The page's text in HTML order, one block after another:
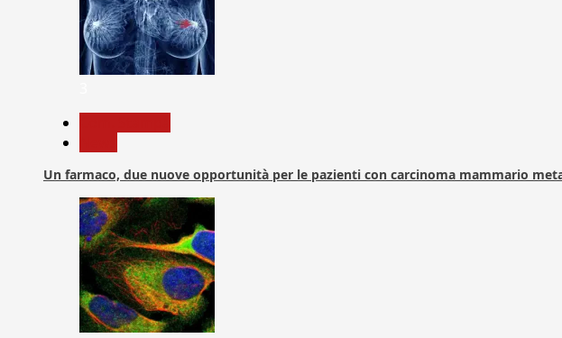
Un farmaco, due nuove opportunità per le pazienti con carcinoma mammario